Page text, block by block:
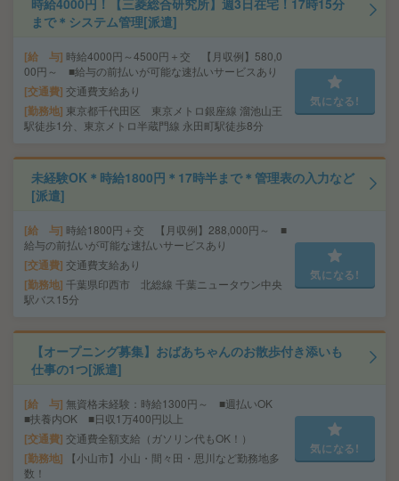
時給4000円！【三菱総合研究所】週3日在宅！17時15分
まで＊システム管理[派遣]
給 与 時給4000円～4500円＋交 【月収例】580,0
00円～ ■給与の前払いが可能な速払いサービスあり
交通費 交通費支給あり
勤務地 東京都千代田区 東京メトロ銀座線 溜池山王
駅徒歩1分、東京メトロ半蔵門線 永田町駅徒歩8分
気になる!
未経験OK＊時給1800円＊17時半まで＊管理表の入力など
[派遣]
給 与 時給1800円＋交 【月収例】288,000円～ ■
給与の前払いが可能な速払いサービスあり
交通費 交通費支給あり
勤務地 千葉県印西市 北総線 千葉ニュータウン中央
駅バス15分
気になる!
【オープニング募集】おばあちゃんのお散歩付き添いも
仕事の1つ[派遣]
給 与 無資格未経験：時給1300円～ ■週払いOK
■扶養内OK ■日収1万400円以上
交通費 交通費全額支給（ガソリン代もOK！）
勤務地
【小山市】小山・間々田・思川など勤務地多
数！
気になる!